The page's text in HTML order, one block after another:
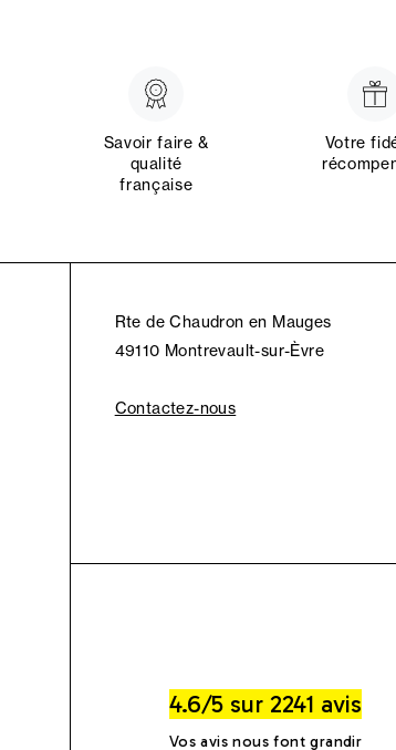
Savoir faire &
qualité
française
Votre
Rte de Chaudron en Mauges
49110 Montrevault-sur-Èvre
Contactez-nous
4.6/5 sur 2241 avis
Vos avis nous font grandir